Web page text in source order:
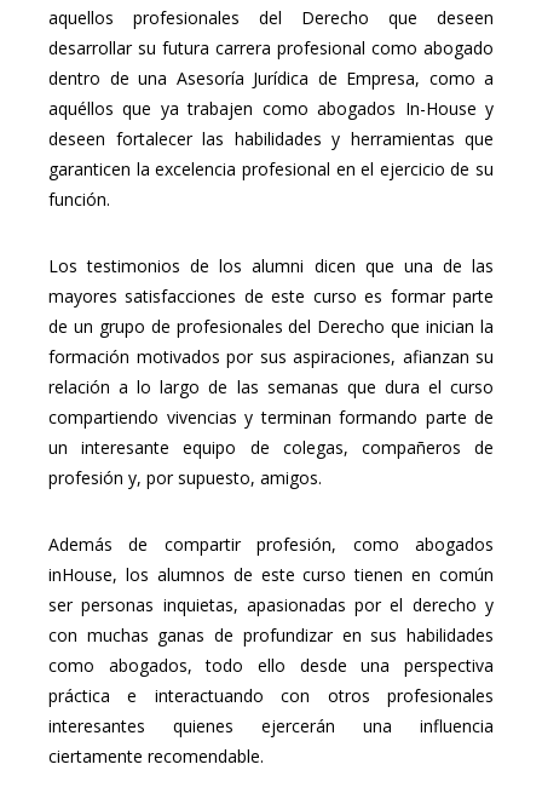
aquellos profesionales del Derecho que deseen
desarrollar su futura carrera profesional como abogado
dentro de una Asesoría Jurídica de Empresa, como a
aquéllos que ya trabajen como abogados In-House y
deseen fortalecer las habilidades y herramientas que
garanticen la excelencia profesional en el ejercicio de su
función.
Los testimonios de los alumni dicen que una de las
mayores satisfacciones de este curso es formar parte
de un grupo de profesionales del Derecho que inician la
formación motivados por sus aspiraciones, afianzan su
relación a lo largo de las semanas que dura el curso
compartiendo vivencias y terminan formando parte de
un interesante equipo de colegas, compañeros de
profesión y, por supuesto, amigos.
Además de compartir profesión, como abogados
inHouse, los alumnos de este curso tienen en común
ser personas inquietas, apasionadas por el derecho y
con muchas ganas de profundizar en sus habilidades
como abogados, todo ello desde una perspectiva
práctica e interactuando con otros profesionales
interesantes quienes ejercerán una influencia
ciertamente recomendable.